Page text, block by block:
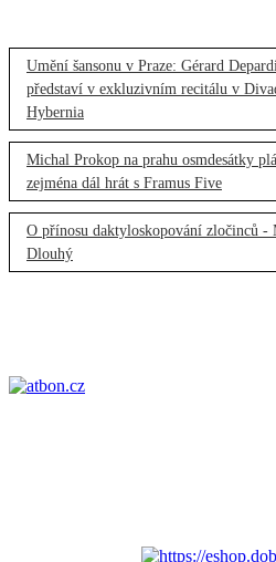
Umění šansonu v Praze: Gérard
představí v exkluzivním recitálu v
Hybernia
Michal Prokop na prahu osmdesátky
zejména dál hrát s Framus Five
O přínosu daktyloskopování zločinců -
Dlouhý